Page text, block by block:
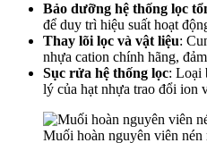
Bảo dưỡng hệ thống lọc
để duy trì hiệu suất hoạt
Thay lõi lọc và vật liệu:
nhựa cation chính hãng,
Sục rửa hệ thống lọc: Loại
lý của hạt nhựa trao đổi ion
Muối hoàn nguyên viên nén